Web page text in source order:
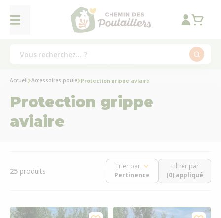
Accueil Accessoires poule Protection grippe aviaire
Protection grippe
aviaire
25 produits
Trier par
Filtrer par
(0) appliqué